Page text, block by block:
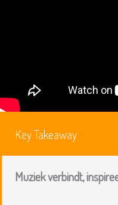
Key Takeaway
Muziek verbindt,